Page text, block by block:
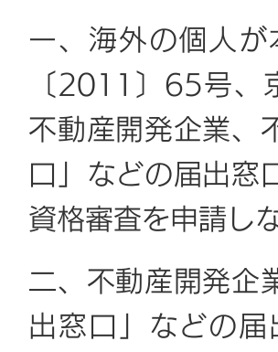
一、海外の個人
〔2011〕65号
不動産開発企業、
口」などの届出窓
資格審査を申請し
二、不動産開発企
出窓口」などの